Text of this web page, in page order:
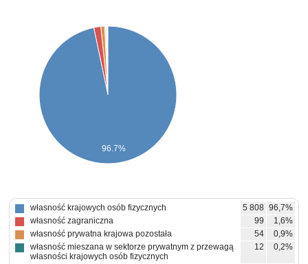
96.7%
własność krajowych osób fizycznych 5 808 96,7%
własność zagraniczna
99
1,6%
własność prywatna krajowa pozostała
54
0,9%
własność mieszana w sektorze prywatnym z przewagą
własności krajowych osób fizycznych
12 0,2%